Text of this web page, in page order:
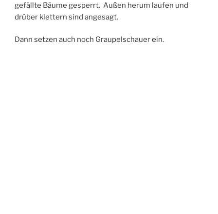
gefällte Bäume gesperrt. Außen herum laufen und
drüber klettern sind angesagt.
Dann setzen auch noch Graupelschauer ein.